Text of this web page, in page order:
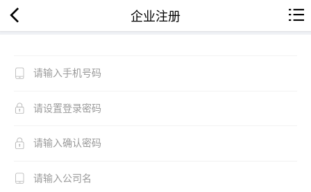
企业注册